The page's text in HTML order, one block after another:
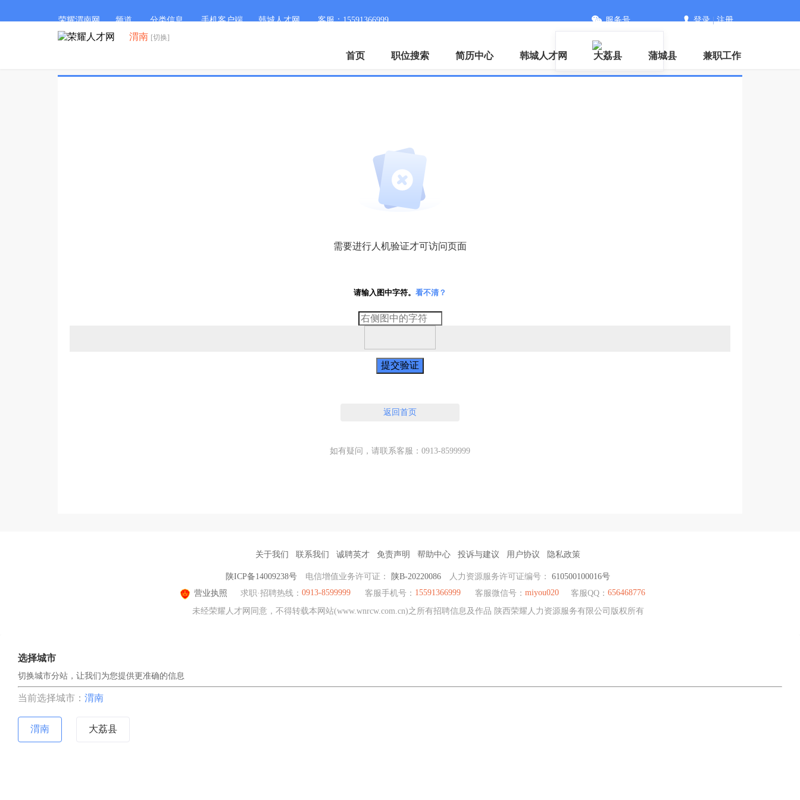
荣耀渭南网 频道 分类信息 手机客户端 韩城人才网 客服：15591366999 服务号 登录|注册
渭南 [切换]
首页 职位搜索 简历中心 韩城人才网 大荔县 蒲城县 兼职工作
需要进行人机验证才可访问页面
请输入图中字符。 看不清？
提交验证
返回首页
如有疑问，请联系客服：0913-8599999
关于我们 联系我们 诚聘英才 免责声明 帮助中心 投诉与建议 用户协议 隐私政策
陕ICP备14009238号 电信增值业务许可证： 陕B-20220086 人力资源服务许可证编号： 610500100016号
营业执照
求职·招聘热线： 0913-8599999 客服手机号： 15591366999 客服微信号： miyou020 客服QQ： 656468776
未经荣耀人才网同意，不得转载本网站(www.wnrcw.com.cn)之所有招聘信息及作品 陕西荣耀人力资源服务有限公司版权所有
选择城市
切换城市分站，让我们为您提供更准确的信息
当前选择城市： 渭南
渭南 大荔县